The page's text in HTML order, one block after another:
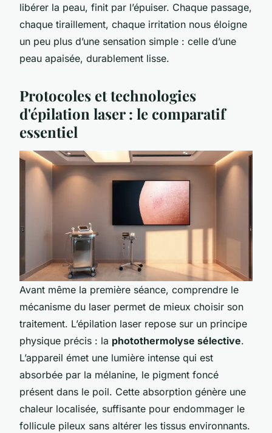
libérer la peau, finit par l’épuiser. Chaque passage,
chaque tiraillement, chaque irritation nous éloigne
un peu plus d’une sensation simple : celle d’une
peau apaisée, durablement lisse.
Protocoles et technologies
d'épilation laser : le comparatif
essentiel
Avant même la première séance, comprendre le
mécanisme du laser permet de mieux choisir son
traitement. L’épilation laser repose sur un principe
physique précis : la photothermolyse sélective.
L’appareil émet une lumière intense qui est
absorbée par la mélanine, le pigment foncé
présent dans le poil. Cette absorption génère une
chaleur localisée, suffisante pour endommager le
follicule pileux sans altérer les tissus environnants.